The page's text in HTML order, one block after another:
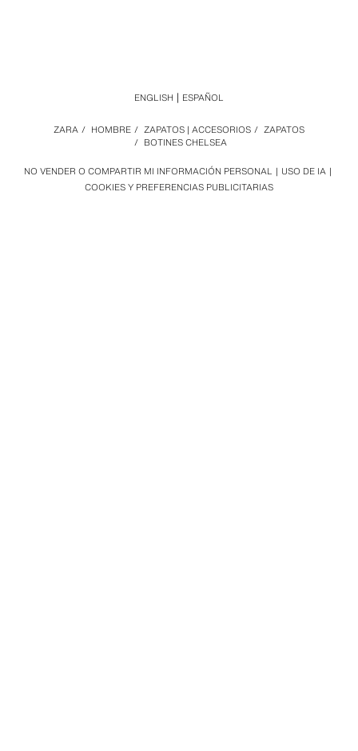
NO VENDER O COMPARTIR MI INFORMACIÓN PERSONAL
USO DE IA
COOKIES Y PREFERENCIAS PUBLICITARIAS
ZARA / HOMBRE / ZAPATOS | ACCESORIOS / ZAPATOS
/ BOTINES CHELSEA
ENGLISH ESPAÑOL